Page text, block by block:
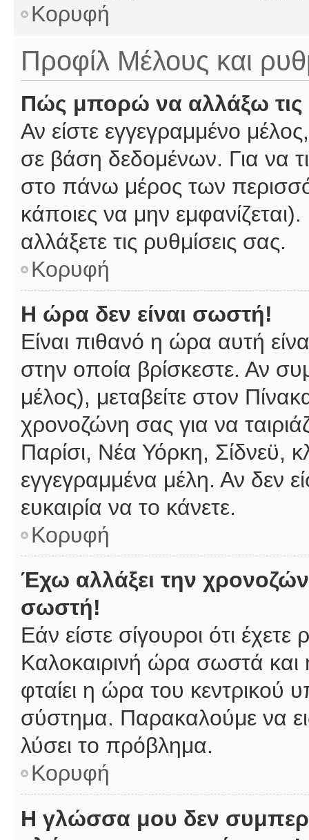
Κορυφή
Προφίλ Μέλους και
Πώς μπορώ να αλλάξω τις
Αν είστε εγγεγραμμένο
σε βάση δεδομένων. Για να
στο πάνω μέρος των
κάποιες να μην
αλλάξετε τις ρυθμίσεις σας.
Κορυφή
Η ώρα δεν είναι σωστή!
Είναι πιθανό η ώρα αυτή
στην οποία βρίσκεστε. Αν
μέλος), μεταβείτε στον
χρονοζώνη σας για να
Παρίσι, Νέα Υόρκη, Σίδνεϋ,
εγγεγραμμένα μέλη. Αν δεν
ευκαιρία να το κάνετε.
Κορυφή
Έχω αλλάξει την
σωστή!
Εάν είστε σίγουροι ότι
Καλοκαιρινή ώρα σωστά και
φταίει η ώρα του κεντρικού
σύστημα. Παρακαλούμε να
λύσει το πρόβλημα.
Κορυφή
Η γλώσσα μου δεν